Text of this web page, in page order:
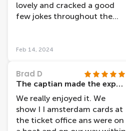
lovely and cracked a good
few jokes throughout the
fab idea and there were so
available which was a really
pleasant surprise. We learned
so much about the history of
the city and the tour even
helped us to find places to
visit again in further detail
Feb 14, 2024
Brad D
The captian made the experience
We really enjoyed it. We
show I I amsterdam cards at
the ticket office ans were on